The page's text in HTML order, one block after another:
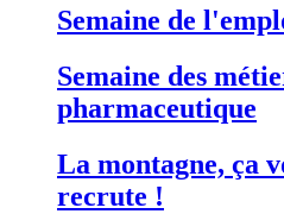
Semaine de
Semaine des
pharmaceutique
La montagne, ça
recrute !